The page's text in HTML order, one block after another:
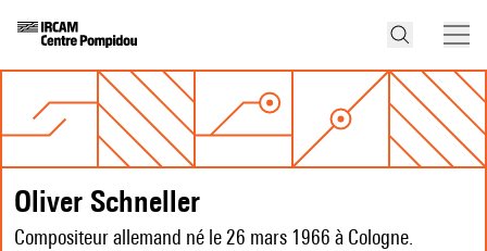
Oliver Schneller
Compositeur allemand né le 26 mars 1966 à Cologne.